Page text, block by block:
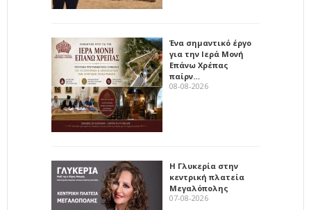
Ένα σημαντικό έργο
για την Ιερά Μονή
Επάνω Χρέπας
παίρν…
08-08-2026
Η Γλυκερία στην
κεντρική πλατεία
Μεγαλόπολης
07-08-2026